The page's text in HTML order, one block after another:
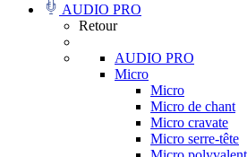
AUDIO PRO
Retour
AUDIO PRO
Micro
Micro
Micro de chant
Micro cravate
Micro serre-tête